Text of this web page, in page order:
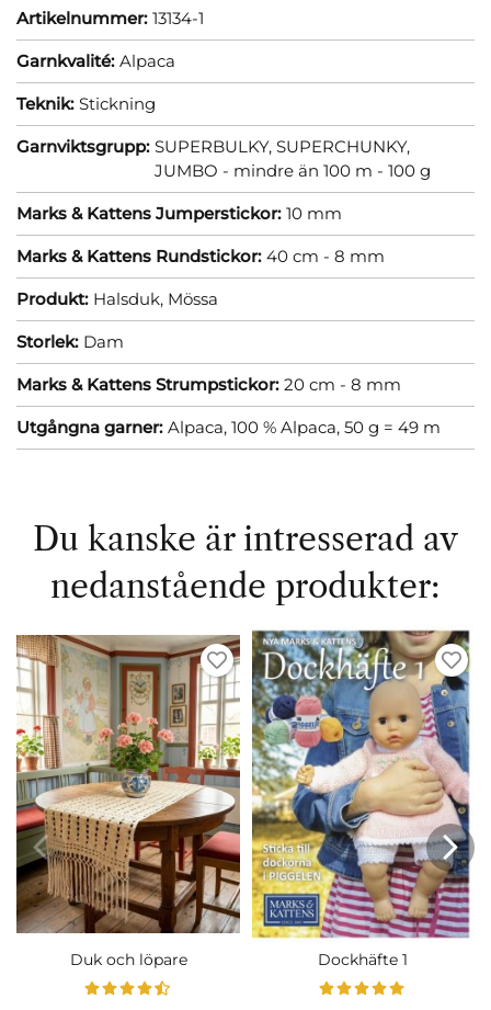
Artikelnummer: 13134-1
Garnkvalité: Alpaca
Teknik: Stickning
Garnviktsgrupp: SUPERBULKY, SUPERCHUNKY,
JUMBO - mindre än 100 m - 100 g
Marks & Kattens Jumperstickor: 10 mm
Marks & Kattens Rundstickor: 40 cm - 8 mm
Produkt: Halsduk, Mössa
Storlek: Dam
Marks & Kattens Strumpstickor: 20 cm - 8 mm
Utgångna garner: Alpaca, 100 % Alpaca, 50 g = 49 m
Du kanske är intresserad av
nedanstående produkter:
Duk och löpare Dockhäfte 1